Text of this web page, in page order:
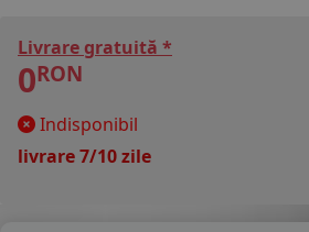
Livrare gratuită *
0RON
Indisponibil
livrare 7/10 zile